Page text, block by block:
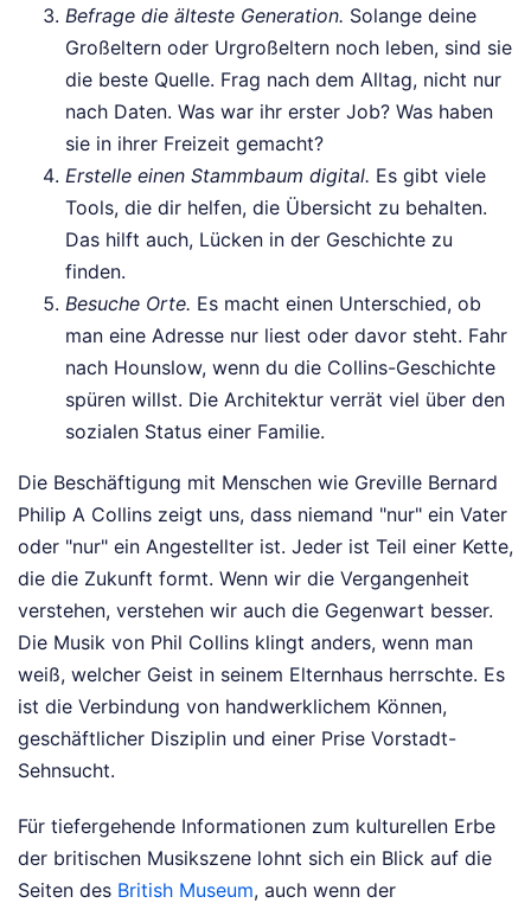
Befrage die älteste Generation. Solange deine
Großeltern oder Urgroßeltern noch leben, sind sie
die beste Quelle. Frag nach dem Alltag, nicht nur
nach Daten. Was war ihr erster Job? Was haben
sie in ihrer Freizeit gemacht?
Erstelle einen Stammbaum digital. Es gibt viele
Tools, die dir helfen, die Übersicht zu behalten.
Das hilft auch, Lücken in der Geschichte zu
finden.
Besuche Orte. Es macht einen Unterschied, ob
man eine Adresse nur liest oder davor steht. Fahr
nach Hounslow, wenn du die Collins-Geschichte
spüren willst. Die Architektur verrät viel über den
sozialen Status einer Familie.
Die Beschäftigung mit Menschen wie Greville Bernard
Philip A Collins zeigt uns, dass niemand "nur" ein Vater
oder "nur" ein Angestellter ist. Jeder ist Teil einer Kette,
die die Zukunft formt. Wenn wir die Vergangenheit
verstehen, verstehen wir auch die Gegenwart besser.
Die Musik von Phil Collins klingt anders, wenn man
weiß, welcher Geist in seinem Elternhaus herrschte. Es
ist die Verbindung von handwerklichem Können,
geschäftlicher Disziplin und einer Prise Vorstadt-
Sehnsucht.
Für tiefergehende Informationen zum kulturellen Erbe
der britischen Musikszene lohnt sich ein Blick auf die
Seiten des British Museum, auch wenn der